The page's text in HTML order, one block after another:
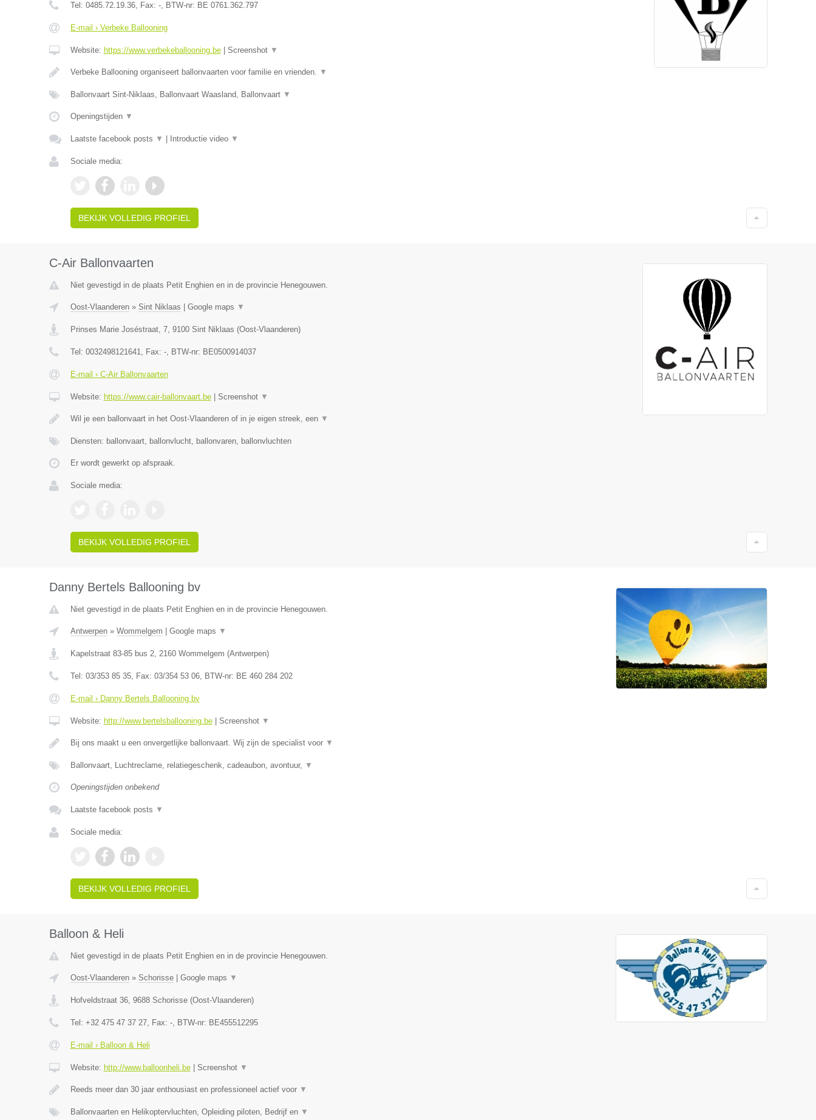
Tel: 0485.72.19.36, Fax: -, BTW-nr: BE 0761.362.797
E-mail › Verbeke Ballooning
Website: https://www.verbekeballooning.be| Screenshot ▼
Verbeke Ballooning organiseert ballonvaarten voor familie en vrienden. ▼
Ballonvaart Sint-Niklaas, Ballonvaart Waasland, Ballonvaart ▼
Openingstijden ▼
Laatste facebook posts ▼ Introductie video ▼
Sociale media:
BEKIJK VOLLEDIG PROFIEL
C-Air Ballonvaarten
Niet gevestigd in de plaats Petit Enghien en in de provincie Henegouwen.
Oost-Vlaanderen» Sint Niklaas Google maps ▼
Prinses Marie Joséstraat, 7, 9100 Sint Niklaas (Oost-Vlaanderen)
Tel: 0032498121641, Fax: -, BTW-nr: BE0500914037
E-mail › C-Air Ballonvaarten
Website: https://www.cair-ballonvaart.be| Screenshot ▼
Wil je een ballonvaart in het Oost-Vlaanderen of in je eigen streek, een ▼
Diensten: ballonvaart, ballonvlucht, ballonvaren, ballonvluchten
Er wordt gewerkt op afspraak.
Sociale media:
BEKIJK VOLLEDIG PROFIEL
Danny Bertels Ballooning bv
Niet gevestigd in de plaats Petit Enghien en in de provincie Henegouwen.
Antwerpen» Wommelgem Google maps ▼
Kapelstraat 83-85 bus 2, 2160 Wommelgem (Antwerpen)
Tel: 03/353 85 35, Fax: 03/354 53 06, BTW-nr: BE 460 284 202
E-mail › Danny Bertels Ballooning bv
Website: http://www.bertelsballooning.be| Screenshot ▼
Bij ons maakt u een onvergetlijke ballonvaart. Wij zijn de specialist voor ▼
Ballonvaart, Luchtreclame, relatiegeschenk, cadeaubon, avontuur, ▼
Openingstijden onbekend
Laatste facebook posts ▼
Sociale media:
BEKIJK VOLLEDIG PROFIEL
Balloon & Heli
Niet gevestigd in de plaats Petit Enghien en in de provincie Henegouwen.
Oost-Vlaanderen» Schorisse| Google maps ▼
Hofveldstraat 36, 9688 Schorisse(Oost-Vlaanderen)
Tel: +32 475 47 37 27, Fax: -, BTW-nr: BE455512295
E-mail › Balloon & Heli
Website: http://www.balloonheli.be| Screenshot ▼
Reeds meer dan 30 jaar enthousiast en professioneel actief voor ▼
Ballonvaarten en Helikoptervluchten, Opleiding piloten, Bedrijf en ▼